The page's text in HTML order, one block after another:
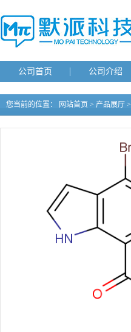
公司首页 公司介绍
您当前的位置： 网站首页 > 产品展厅 >